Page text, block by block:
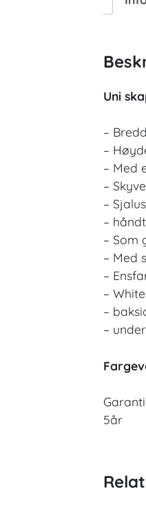
Uni
–
–
– Med
–
–
–
– Som
– Med
–
–
–
–
5år